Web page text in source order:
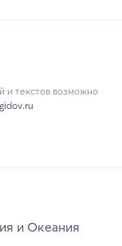
и текстов возможно
и Океания